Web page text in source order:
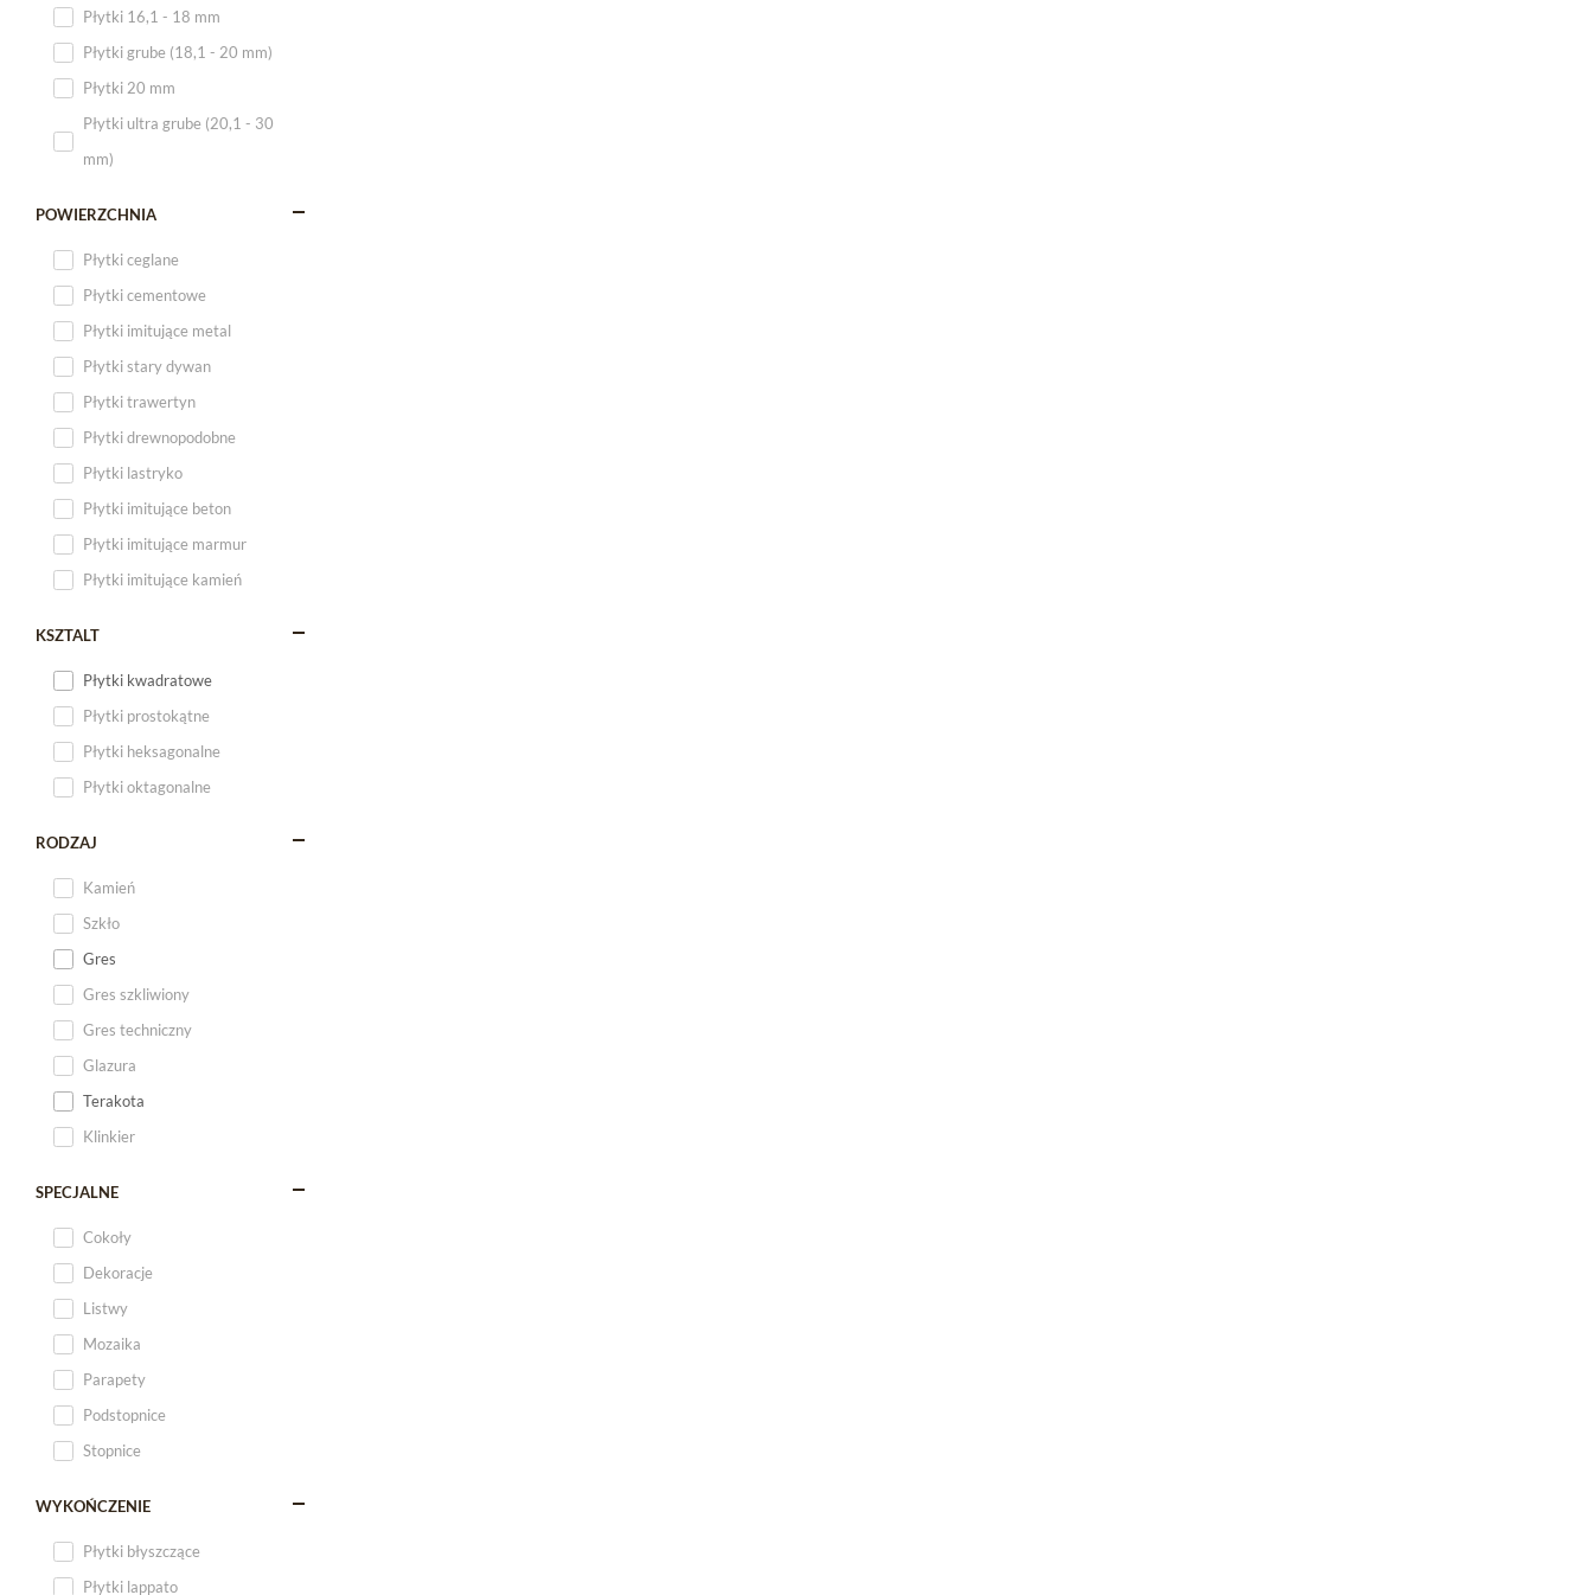
Płytki małe
Płytki 16,1 - 18 mm
Płytki grube (18,1 - 20 mm)
Płytki 20 mm
Płytki ultra grube (20,1 - 30
mm)
POWIERZCHNIA
Płytki ceglane
Płytki cementowe
Płytki imitujące metal
Płytki stary dywan
Płytki trawertyn
Płytki drewnopodobne
Płytki lastryko
Płytki imitujące beton
Płytki imitujące marmur
Płytki imitujące kamień
KSZTALT
Płytki kwadratowe
Płytki prostokątne
Płytki heksagonalne
Płytki oktagonalne
RODZAJ
Kamień
Szkło
Gres
Gres szkliwiony
Gres techniczny
Glazura
Terakota
Klinkier
SPECJALNE
Cokoły
Dekoracje
Listwy
Mozaika
Parapety
Podstopnice
Stopnice
WYKOŃCZENIE
Płytki błyszczące
Płytki lappato